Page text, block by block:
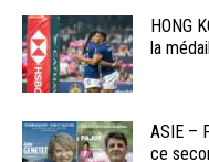
HONG
la
ASIE –
ce